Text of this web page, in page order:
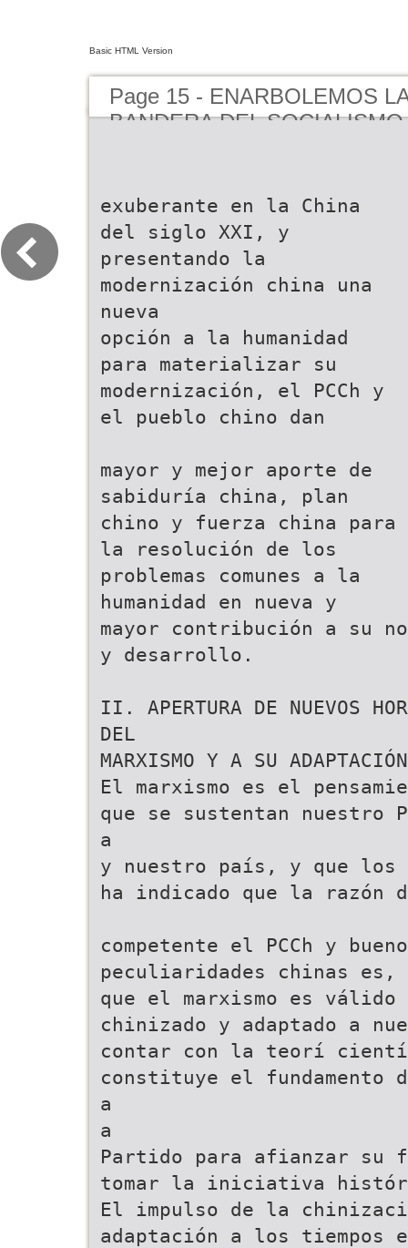
Basic HTML Version
Page 15 - ENARBOLEMOS
BANDERA DEL
PAÍS SOCIALISTA
exuberante en la China
del siglo XXI, y
presentando la
modernización china una
nueva
opción a la humanidad
para materializar su
modernización, el PCCh y
el pueblo chino dan
mayor y mejor aporte de
sabiduría china, plan
chino y fuerza china para
la resolución de los
problemas comunes a la
humanidad en nueva y
mayor contribución a su
y desarrollo.
II. APERTURA DE NUEVOS
DEL
MARXISMO Y A SU
El marxismo es el
que se sustentan nuestro
a
y nuestro país, y que
ha indicado que la razón
competente el PCCh y
peculiaridades chinas
que el marxismo es
chinizado y adaptado a
contar con la teorí
constituye el fundamento
a
a
Partido para afianzar su
tomar la iniciativa
El impulso de la
adaptación a los tiempos